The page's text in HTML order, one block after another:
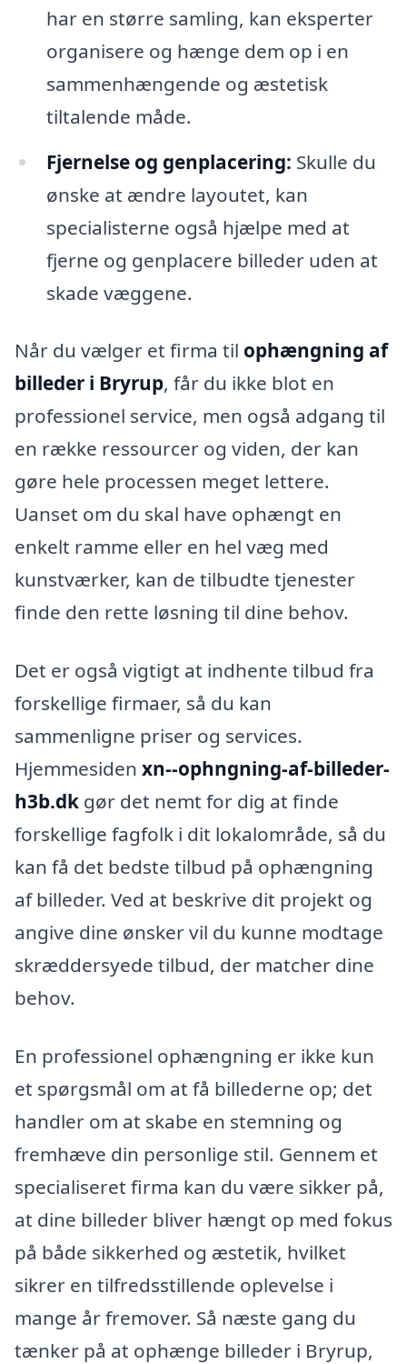
har en større samling, kan eksperter
organisere og hænge dem op i en
sammenhængende og æstetisk
tiltalende måde.
Fjernelse og genplacering: Skulle du
ønske at ændre layoutet, kan
specialisterne også hjælpe med at
fjerne og genplacere billeder uden at
skade væggene.
Når du vælger et firma til ophængning af
billeder i Bryrup, får du ikke blot en
professionel service, men også adgang til
en række ressourcer og viden, der kan
gøre hele processen meget lettere.
Uanset om du skal have ophængt en
enkelt ramme eller en hel væg med
kunstværker, kan de tilbudte tjenester
finde den rette løsning til dine behov.
Det er også vigtigt at indhente tilbud fra
forskellige firmaer, så du kan
sammenligne priser og services.
Hjemmesiden xn--ophngning-af-billeder-
h3b.dk gør det nemt for dig at finde
forskellige fagfolk i dit lokalområde, så du
kan få det bedste tilbud på ophængning
af billeder. Ved at beskrive dit projekt og
angive dine ønsker vil du kunne modtage
skræddersyede tilbud, der matcher dine
behov.
En professionel ophængning er ikke kun
et spørgsmål om at få billederne op; det
handler om at skabe en stemning og
fremhæve din personlige stil. Gennem et
specialiseret firma kan du være sikker på,
at dine billeder bliver hængt op med fokus
på både sikkerhed og æstetik, hvilket
sikrer en tilfredsstillende oplevelse i
mange år fremover. Så næste gang du
tænker på at ophænge billeder i Bryrup,